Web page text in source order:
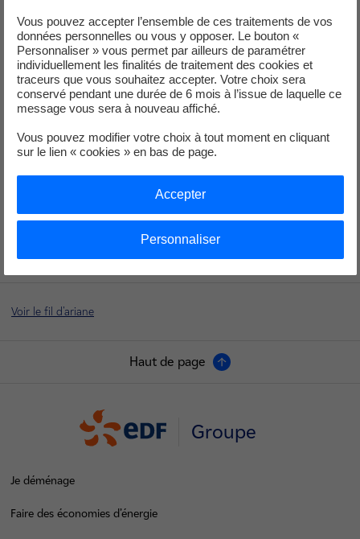
Voir le fil d'ariane
Haut de page
Groupe
Je déménage
Faire des économies d’énergie
Vous pouvez accepter l’ensemble de ces traitements de vos
données personnelles ou vous y opposer. Le bouton «
Personnaliser » vous permet par ailleurs de paramétrer
individuellement les finalités de traitement des cookies et
traceurs que vous souhaitez accepter. Votre choix sera
conservé pendant une durée de 6 mois à l’issue de laquelle ce
message vous sera à nouveau affiché.
Vous pouvez modifier votre choix à tout moment en cliquant
sur le lien « cookies » en bas de page.
Personnaliser
Accepter